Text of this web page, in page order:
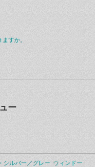
すか。
ー
シルバー／グレー ウィンドー